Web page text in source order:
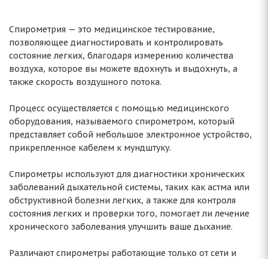
Спирометрия — это медицинское тестирование,
позволяющее диагностировать и контролировать
состояние легких, благодаря измерению количества
воздуха, которое вы можете вдохнуть и выдохнуть, а
также скорость воздушного потока.
Процесс осуществляется с помощью медицинского
оборудования, называемого спирометром, который
представляет собой небольшое электронное устройство,
прикрепленное кабелем к мундштуку.
Спирометры используют для диагностики хронических
заболеваний дыхательной системы, таких как астма или
обструктивной болезни легких, а также для контроля
состояния легких и проверки того, помогает ли лечение
хронического заболевания улучшить ваше дыхание.
Различают спирометры работающие только от сети и